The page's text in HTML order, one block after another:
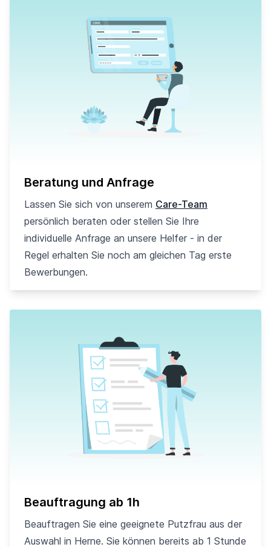
Beratung und Anfrage
Lassen Sie sich von unserem Care-Team
persönlich beraten oder stellen Sie Ihre
individuelle Anfrage an unsere Helfer - in der
Regel erhalten Sie noch am gleichen Tag erste
Bewerbungen.
Beauftragung ab 1h
Beauftragen Sie eine geeignete Putzfrau aus der
Auswahl in Herne. Sie können bereits ab 1 Stunde